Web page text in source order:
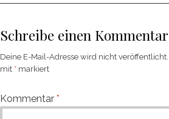
Schreibe einen Kommentar
Deine E-Mail-Adresse wird nicht veröffentlicht.
mit * markiert
Kommentar *